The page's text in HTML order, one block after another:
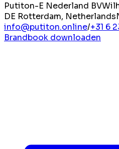
Putiton-E Nederland BV
DE Rotterdam, Netherlands
info@putiton.online/+31 6
Brandbook downloaden